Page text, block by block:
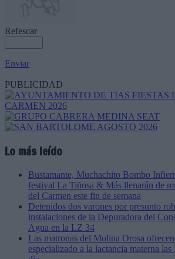
Refescar
Enviar
PUBLICIDAD
Lo más leído
Bustamante, Muchachito Bombo
festival La Tiñosa & Más llenarán de
del Carmen este fin de semana
Detenidos dos varones por presunto
instalaciones de la Depuradora del
Agua en la LZ 34
Las matronas del Molina Orosa
especializado a la lactancia materna las